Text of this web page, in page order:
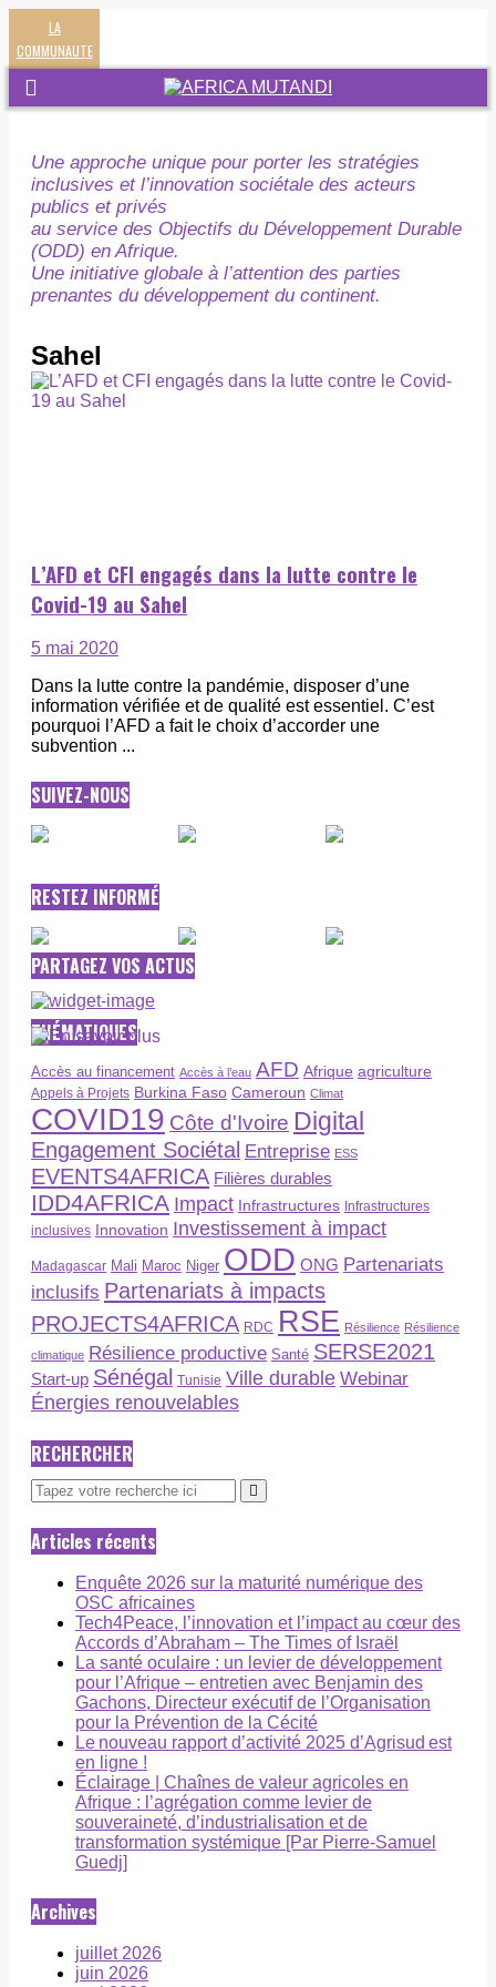
LA
COMMUNAUTE
Une approche unique pour porter les stratégies
inclusives et l’innovation sociétale des acteurs
publics et privés
au service des Objectifs du Développement Durable
(ODD) en Afrique.
Une initiative globale à l’attention des parties
prenantes du développement du continent.
Sahel
L’AFD et CFI engagés dans la lutte contre le
Covid-19 au Sahel
5 mai 2020
Dans la lutte contre la pandémie, disposer d’une
information vérifiée et de qualité est essentiel. C’est
pourquoi l’AFD a fait le choix d’accorder une
subvention ...
SUIVEZ-NOUS
RESTEZ INFORMÉ
PARTAGEZ VOS ACTUS
THÉMATIQUES
Accès au financement Accès à l’eau AFD Afrique agriculture
Appels à Projets Burkina Faso Cameroun Climat
COVID19 Côte d'Ivoire Digital
Engagement Sociétal Entreprise ESS
EVENTS4AFRICA Filières durables
IDD4AFRICA Impact Infrastructures Infrastructures
inclusives Innovation Investissement à impact
Madagascar Mali Maroc Niger ODD ONG Partenariats
inclusifs Partenariats à impacts
PROJECTS4AFRICA RDC RSE Résilience Résilience
climatique Résilience productive Santé SERSE2021
Start-up Sénégal Tunisie Ville durable Webinar
Énergies renouvelables
RECHERCHER
Articles récents
Enquête 2026 sur la maturité numérique des
OSC africaines
Tech4Peace, l’innovation et l’impact au cœur des
Accords d’Abraham – The Times of Israël
La santé oculaire : un levier de développement
pour l’Afrique – entretien avec Benjamin des
Gachons, Directeur exécutif de l’Organisation
pour la Prévention de la Cécité
Le nouveau rapport d’activité 2025 d’Agrisud est
en ligne !
Éclairage | Chaînes de valeur agricoles en
Afrique : l’agrégation comme levier de
souveraineté, d’industrialisation et de
transformation systémique [Par Pierre-Samuel
Guedj]
Archives
juillet 2026
juin 2026